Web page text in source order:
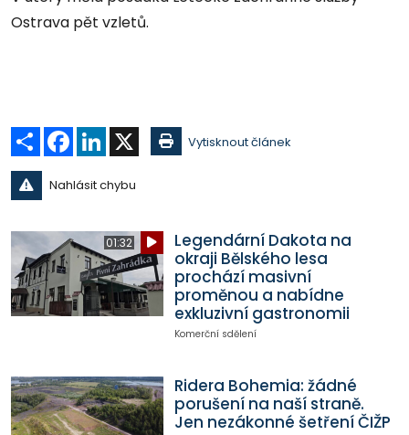
Ostrava pět vzletů.
Sdílet Facebook
LinkedIn Vytisknout článek
Nahlásit chybu
01:32
Legendární Dakota na
okraji Bělského lesa
prochází masivní
proměnou a nabídne
exkluzivní gastronomii
Komerční sdělení
Ridera Bohemia: žádné
porušení na naší straně.
Jen nezákonné šetření ČIŽP